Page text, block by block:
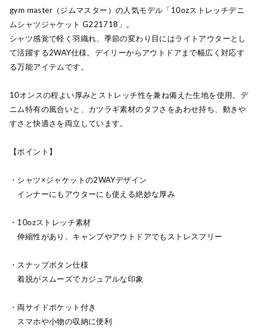
gym master（ジムマスター）の人気モデル「10ozストレッチデニ
ムシャツジャケット G221718」。
シャツ感覚で軽く羽織れ、季節の変わり目にはライトアウターとし
て活躍する2WAY仕様。デイリーからアウトドアまで幅広く対応す
る万能アイテムです。
10オンスの程よい厚みとストレッチ性を兼ね備えた生地を使用。デ
ニム特有の風合いと、カツラギ素材のタフさをあわせ持ち、動きや
すさと快適さを両立しています。
【ポイント】
・シャツ×ジャケットの2WAYデザイン
インナーにもアウターにも使える絶妙な厚み
・10ozストレッチ素材
伸縮性があり、キャンプやアウトドアでもストレスフリー
・スナップボタン仕様
着脱がスムーズでカジュアルな印象
・両サイドポケット付き
スマホや小物の収納に便利